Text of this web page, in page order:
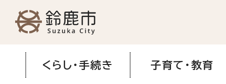
くらし・手続き 子育て・教育